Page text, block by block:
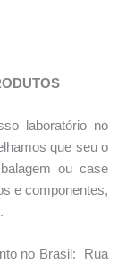
laboratório no
que seu o
ou case
e componentes,
no Brasil: Rua